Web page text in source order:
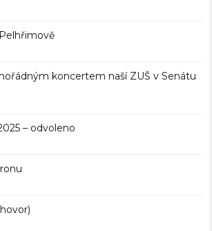
koncertem naší ZUŠ v Senátu
– odvoleno